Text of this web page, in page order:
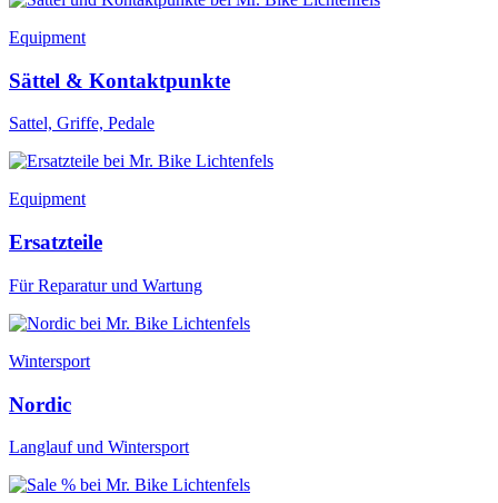
Equipment
Sättel & Kontaktpunkte
Sattel, Griffe, Pedale
Equipment
Ersatzteile
Für Reparatur und Wartung
Wintersport
Nordic
Langlauf und Wintersport